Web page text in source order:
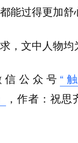
能过得更加舒
，文中人物均
公众号 “
，作者：祝思